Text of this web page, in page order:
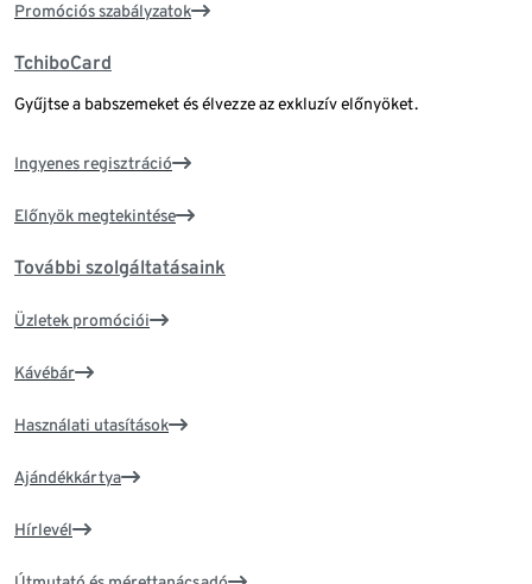
Promóciós szabályzatok
TchiboCard
Gyűjtse a babszemeket és élvezze az exkluzív előnyöket.
Ingyenes regisztráció
Előnyök megtekintése
További szolgáltatásaink
Üzletek promóciói
Kávébár
Használati utasítások
Ajándékkártya
Hírlevél